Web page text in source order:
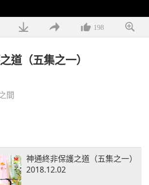
198
道（五集之一）
間
神通終非保護之道（五集之一）
2018.12.02